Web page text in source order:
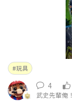
玩具
4
武史先輩俺！